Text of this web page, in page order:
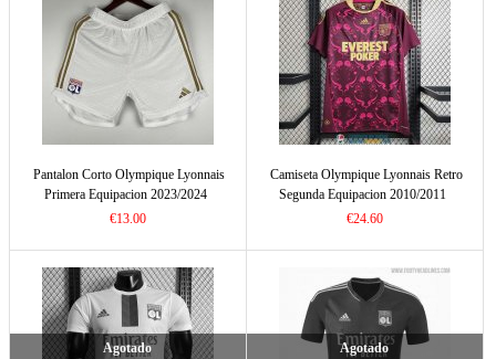
Pantalon Corto Olympique Lyonnais
Primera Equipacion 2023/2024
€13.00
Camiseta Olympique Lyonnais Retro
Segunda Equipacion 2010/2011
€24.60
Agotado Agotado